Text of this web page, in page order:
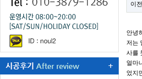
이
안녕
저는
사를
얼마
었지